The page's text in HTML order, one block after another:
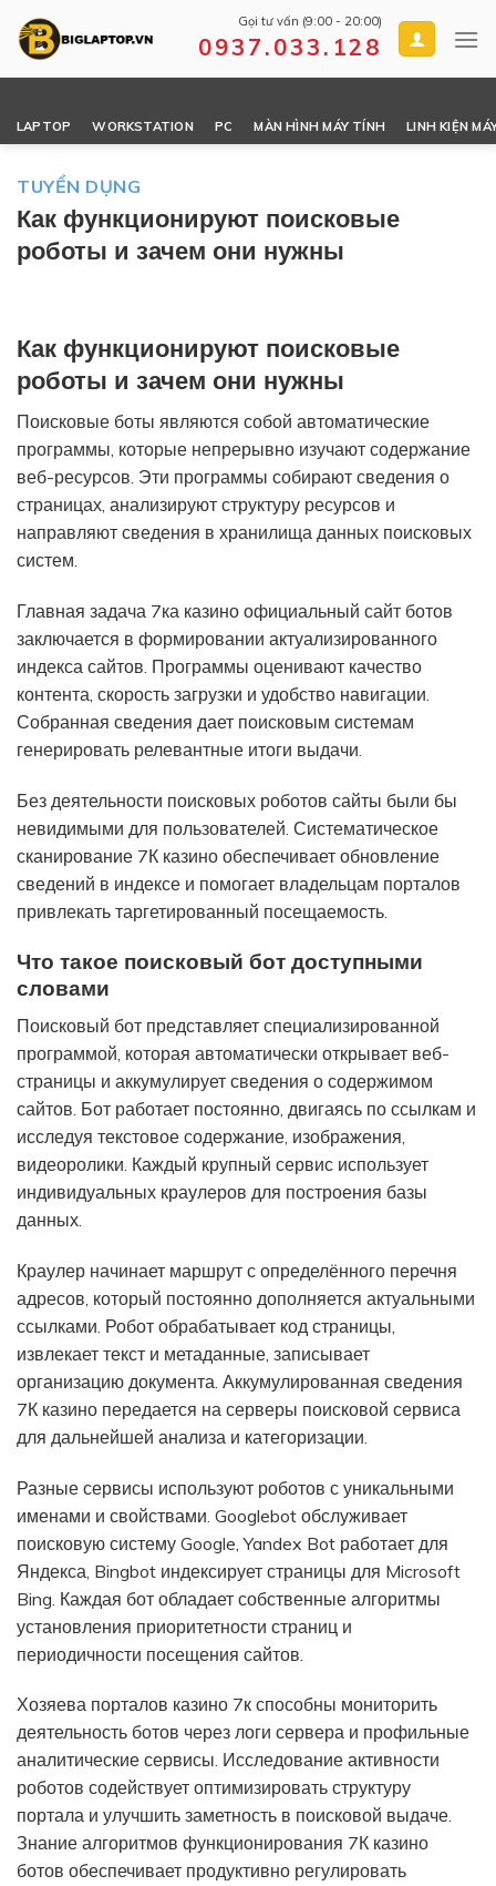
Gọi tư vấn (9:00 - 20:00)
0937.033.128
LAPTOP WORKSTATION PC MÀN HÌNH MÁY TÍNH LINH KIỆN
TUYỂN DỤNG
Как функционируют поисковые
роботы и зачем они нужны
Как функционируют поисковые
роботы и зачем они нужны
Поисковые боты являются собой автоматические
программы, которые непрерывно изучают содержание
веб-ресурсов. Эти программы собирают сведения о
страницах, анализируют структуру ресурсов и
направляют сведения в хранилища данных поисковых
систем.
Главная задача 7ка казино официальный сайт ботов
заключается в формировании актуализированного
индекса сайтов. Программы оценивают качество
контента, скорость загрузки и удобство навигации.
Собранная сведения дает поисковым системам
генерировать релевантные итоги выдачи.
Без деятельности поисковых роботов сайты были бы
невидимыми для пользователей. Систематическое
сканирование 7К казино обеспечивает обновление
сведений в индексе и помогает владельцам порталов
привлекать таргетированный посещаемость.
Что такое поисковый бот доступными
словами
Поисковый бот представляет специализированной
программой, которая автоматически открывает веб-
страницы и аккумулирует сведения о содержимом
сайтов. Бот работает постоянно, двигаясь по ссылкам и
исследуя текстовое содержание, изображения,
видеоролики. Каждый крупный сервис использует
индивидуальных краулеров для построения базы
данных.
Краулер начинает маршрут с определённого перечня
адресов, который постоянно дополняется актуальными
ссылками. Робот обрабатывает код страницы,
извлекает текст и метаданные, записывает
организацию документа. Аккумулированная сведения
7К казино передается на серверы поисковой сервиса
для дальнейшей анализа и категоризации.
Разные сервисы используют роботов с уникальными
именами и свойствами. Googlebot обслуживает
поисковую систему Google, Yandex Bot работает для
Яндекса, Bingbot индексирует страницы для Microsoft
Bing. Каждая бот обладает собственные алгоритмы
установления приоритетности страниц и
периодичности посещения сайтов.
Хозяева порталов казино 7к способны мониторить
деятельность ботов через логи сервера и профильные
аналитические сервисы. Исследование активности
роботов содействует оптимизировать структуру
портала и улучшить заметность в поисковой выдаче.
Знание алгоритмов функционирования 7К казино
ботов обеспечивает продуктивно регулировать